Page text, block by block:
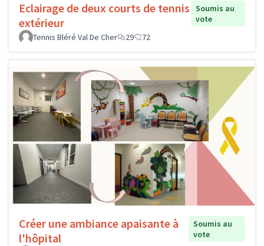
Eclairage de deux courts de tennis
extérieur
Soumis au
vote
Tennis Bléré Val De Cher
29 72
Créer une ambiance apaisante à
l'hôpital
Soumis au
vote